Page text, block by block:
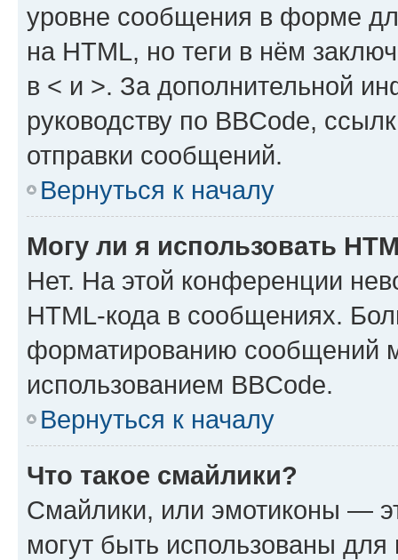
уровне сообщения в форме
на HTML, но теги в нём
в < и >. За дополнительной
руководству по BBCode,
отправки сообщений.
Вернуться к началу
Могу ли я использовать
Нет. На этой конференции
HTML-кода в сообщениях.
форматированию сообщений
использованием BBCode.
Вернуться к началу
Что такое смайлики?
Смайлики, или эмотиконы —
могут быть использованы